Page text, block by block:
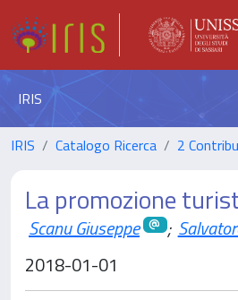
IRIS
IRIS Catalogo Ricerca 2
La promozione
Scanu Giuseppe ;
2018-01-01